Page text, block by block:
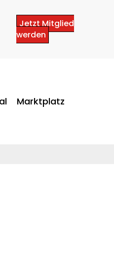
Jetzt Mitglied
werden
Marktplatz